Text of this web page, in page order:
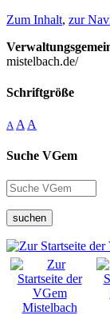
Zum Inhalt, zur
mistelbach.de/
Schriftgröße
A A A
Suche VGem
suchen